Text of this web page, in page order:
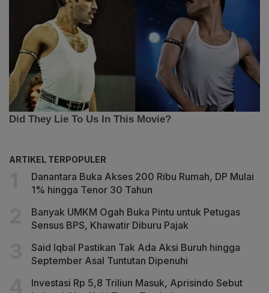
ARTIKEL TERPOPULER
Danantara Buka Akses 200 Ribu Rumah, DP Mulai
1% hingga Tenor 30 Tahun
Banyak UMKM Ogah Buka Pintu untuk Petugas
Sensus BPS, Khawatir Diburu Pajak
Said Iqbal Pastikan Tak Ada Aksi Buruh hingga
September Asal Tuntutan Dipenuhi
Investasi Rp 5,8 Triliun Masuk, Aprisindo Sebut